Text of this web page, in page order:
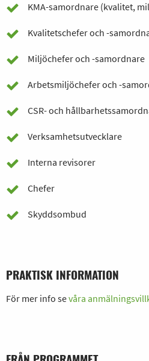
KMA-samordnare (kvalitet,
Kvalitetschefer och -
Miljöchefer och -samordnare
Arbetsmiljöchefer och -
CSR- och
Verksamhetsutvecklare
Interna revisorer
Chefer
Skyddsombud
PRAKTISK INFORMATION
För mer info sevåra